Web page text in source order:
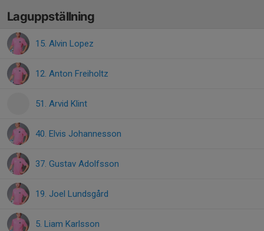
Laguppställning
15. Alvin Lopez
12. Anton Freiholtz
51. Arvid Klint
40. Elvis Johannesson
37. Gustav Adolfsson
19. Joel Lundsgård
5. Liam Karlsson